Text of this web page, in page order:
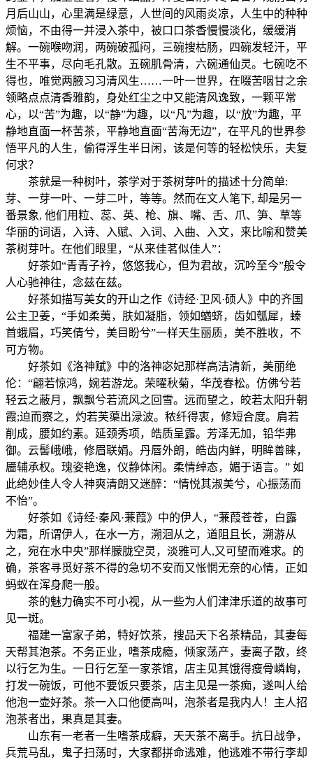
月后山山，心里满是绿意，人世间的风雨炎凉，人生中的种种
烦恼，不由得一并浸入茶中，被口口茶香慢慢淡化，缓缓消
解。一碗喉吻润，两碗破孤闷，三碗搜枯肠，四碗发轻汗，平
生不平事，尽向毛孔散。五碗肌骨清，六碗通仙灵。七碗吃不
得也，唯觉两腋习习清风生……一叶一世界，在啜苦咽甘之余
领略点点清香雅韵，身处红尘之中又能清风逸致，一颗平常
心，以“苦”为趣，以“静”为趣，以“凡”为趣，以“放”为趣，平
静地直面一杯苦茶，平静地直面“苦海无边”，在平凡的世界参
悟平凡的人生，偷得浮生半日闲，该是何等的轻松快乐，夫复
何求？
茶就是一种树叶，茶学对于茶树芽叶的描述十分简单:
芽、一芽一叶、一芽二叶，等等。然而在文人笔下, 却是另一
番景象, 他们用粒、蕊、英、枪、旗、嘴、舌、爪、笋、草等
华丽的词语，入诗、入赋、入词、入曲、入文，来比喻和赞美
茶树芽叶。在他们眼里，“从来佳茗似佳人”：
好茶如“青青子衿，悠悠我心，但为君故，沉吟至今”般令
人心驰神往，念兹在兹。
好茶如描写美女的开山之作《诗经·卫风·硕人》中的齐国
公主卫姜，“手如柔荑，肤如凝脂，领如蝤蛴，齿如瓠犀，螓
首蛾眉，巧笑倩兮，美目盼兮”一样天生丽质，美不胜收，不
可方物。
好茶如《洛神赋》中的洛神宓妃那样高洁清新，美丽绝
伦：“翩若惊鸿，婉若游龙。荣曜秋菊，华茂春松。仿佛兮若
轻云之蔽月，飘飘兮若流风之回雪。远而望之，皎若太阳升朝
霞;迫而察之，灼若芙蕖出渌波。秾纤得衷，修短合度。肩若
削成，腰如约素。延颈秀项，皓质呈露。芳泽无加，铅华弗
御。云髻峨峨，修眉联娟。丹唇外朗，皓齿内鲜，明眸善睐，
靥辅承权。瑰姿艳逸，仪静体闲。柔情绰态，媚于语言。” 如
此绝妙佳人令人神爽清朗又迷醉：“情悦其淑美兮，心振荡而
不怡”。
好茶如《诗经·秦风·蒹葭》中的伊人，“蒹葭苍苍，白露
为霜，所谓伊人，在水一方，溯洄从之，道阻且长，溯游从
之，宛在水中央”那样朦胧空灵，淡雅可人,又可望而难求。的
确，茶客寻觅好茶不得的急切不安而又怅惘无奈的心情，正如
蚂蚁在浑身爬一般。
茶的魅力确实不可小视，从一些为人们津津乐道的故事可
见一斑。
福建一富家子弟，特好饮茶，搜品天下名茶精品，其妻每
天帮其泡茶。不务正业，嗜茶成瘾，倾家荡产，妻离子散，终
以行乞为生。一日行乞至一家茶馆，店主见其饿得瘦骨嶙峋，
打发一碗饭，可他不要饭只要茶，店主见是一茶痴，遂叫人给
他泡一壶好茶。茶一入口他便高叫，泡茶者是我内人！主人招
泡茶者出，果真是其妻。
山东有一老者一生嗜茶成癖，天天茶不离手。抗日战争，
兵荒马乱，鬼子扫荡时，大家都拼命逃难，他逃难不带行李却